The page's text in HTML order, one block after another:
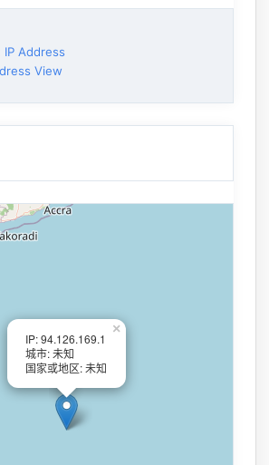
IP Address
View
IP: 94.126.169.1
城市: 未知
国家或地区: 未知
×